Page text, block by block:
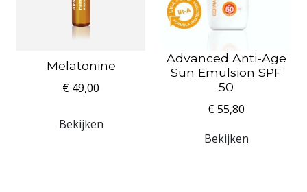
Melatonine
€ 49,00
Bekijken
Advanced Anti-Age
Sun Emulsion SPF
50
€ 55,80
Bekijken